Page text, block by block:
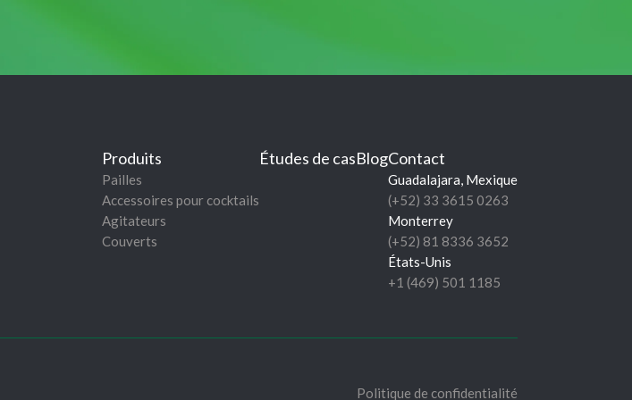
Produits
Pailles
Accessoires pour cocktails
Agitateurs
Couverts
Études de casBlogContact
Guadalajara, Mexique
(+52) 33 3615 0263
Monterrey
(+52) 81 8336 3652
États-Unis
+1 (469) 501 1185
Politique de confidentialité